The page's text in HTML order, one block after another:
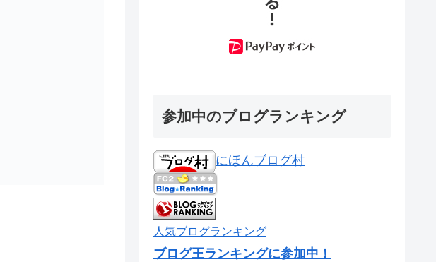
参加中のブログランキング
にほんブログ村
人気ブログランキング
ブログ王ランキングに参加中！